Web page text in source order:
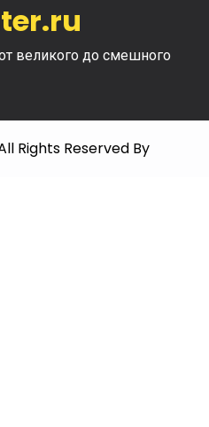
великого до смешного
Rights Reserved By